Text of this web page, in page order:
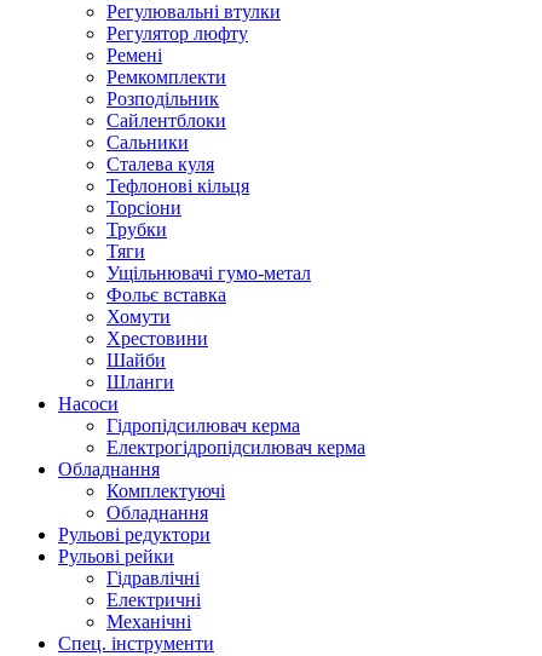
Регулювальні втулки
Регулятор люфту
Ремені
Ремкомплекти
Розподільник
Сайлентблоки
Сальники
Сталева куля
Тефлонові кільця
Торсіони
Трубки
Тяги
Ущільнювачі гумо-метал
Фольє вставка
Хомути
Хрестовини
Шайби
Шланги
Насоси
Гідропідсилювач керма
Електрогідропідсилювач керма
Обладнання
Комплектуючі
Обладнання
Рульові редуктори
Рульові рейки
Гідравлічні
Електричні
Механічні
Спец. інструменти